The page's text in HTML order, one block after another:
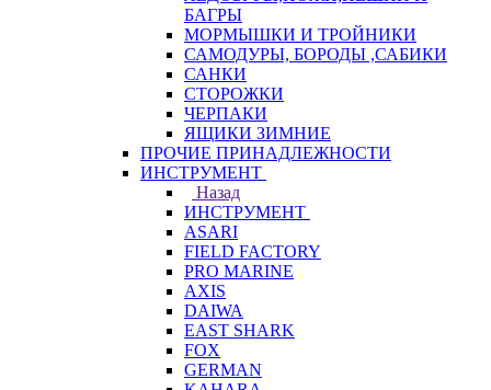
БАГРЫ
МОРМЫШКИ И ТРОЙНИКИ
САМОДУРЫ, БОРОДЫ ,САБИКИ
САНКИ
СТОРОЖКИ
ЧЕРПАКИ
ЯЩИКИ ЗИМНИЕ
ПРОЧИЕ ПРИНАДЛЕЖНОСТИ
ИНСТРУМЕНТ
Назад
ИНСТРУМЕНТ
ASARI
FIELD FACTORY
PRO MARINE
AXIS
DAIWA
EAST SHARK
FOX
GERMAN